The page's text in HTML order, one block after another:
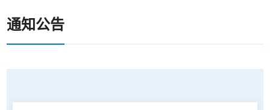
通知公告